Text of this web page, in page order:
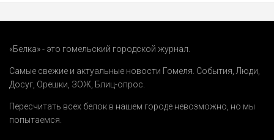
«Белка» - это гомельский городской журнал.
Самые свежие и актуальные новости Гомеля. События,Люди,
Досуг, Орешки, ЗОЖ, Блиц-опрос.
Пересчитать всех белок в нашем городе невозможно, но мы
попытаемся.